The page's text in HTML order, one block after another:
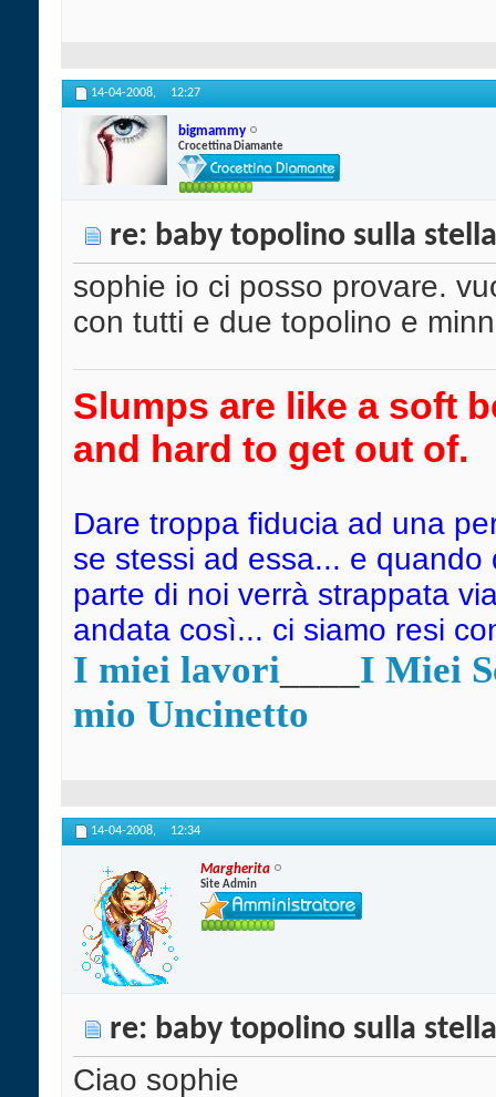
14-04-2008, 12:27
bigmammy
Crocettina Diamante
re: baby topolino sulla stella
sophie io ci posso provare.
con tutti e due topolino e
Slumps are like a soft
and hard to get out of.
Dare troppa fiducia ad una
se stessi ad essa... e
parte di noi verrà strappata
andata così... ci siamo resi
I miei lavori
I Miei
mio Uncinetto
14-04-2008, 12:34
Margherita
Site Admin
re: baby topolino sulla stella
Ciao sophie